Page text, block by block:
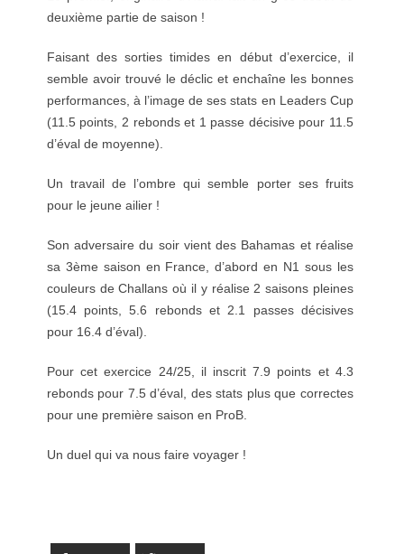
deuxième partie de saison !
Faisant des sorties timides en début d’exercice, il
semble avoir trouvé le déclic et enchaîne les bonnes
performances, à l’image de ses stats en Leaders Cup
(11.5 points, 2 rebonds et 1 passe décisive pour 11.5
d’éval de moyenne).
Un travail de l’ombre qui semble porter ses fruits
pour le jeune ailier !
Son adversaire du soir vient des Bahamas et réalise
sa 3ème saison en France, d’abord en N1 sous les
couleurs de Challans où il y réalise 2 saisons pleines
(15.4 points, 5.6 rebonds et 2.1 passes décisives
pour 16.4 d’éval).
Pour cet exercice 24/25, il inscrit 7.9 points et 4.3
rebonds pour 7.5 d’éval, des stats plus que correctes
pour une première saison en ProB.
Un duel qui va nous faire voyager !